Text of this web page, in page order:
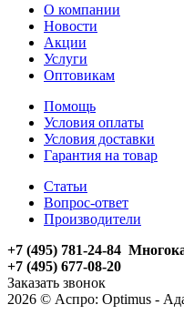
О компании
Новости
Акции
Услуги
Оптовикам
Помощь
Условия оплаты
Условия доставки
Гарантия на товар
Статьи
Вопрос-ответ
Производители
+7 (495) 781-24-84
+7 (495) 677-08-20
Заказать звонок
2026 © Аспро: Optimus -